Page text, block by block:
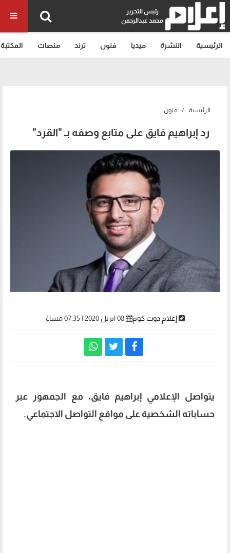
رئيس التحرير
محمد عبدالرحمن
الرئيسية النشرة ميديا فنون ترند منصات المكتبة
الرئيسية فنون
رد إبراهيم فايق على متابع وصفه بـ "القرد"
إعلام دوت كوم 08 ابريل 2020 | 07:35 مساءً
يتواصل الإعلامي إبراهيم فايق، مع الجمهور عبر
حساباته الشخصية على مواقع التواصل الاجتماعي.